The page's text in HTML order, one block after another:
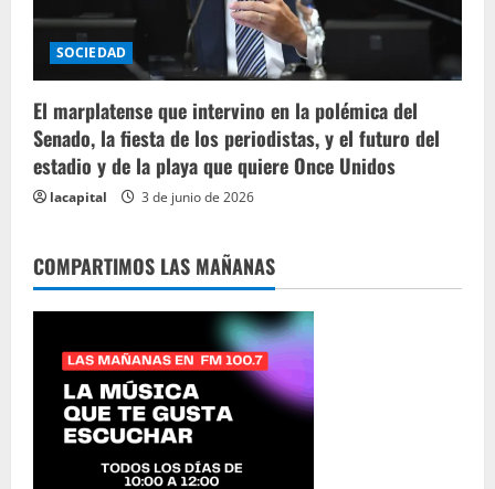
SOCIEDAD
El marplatense que intervino en la polémica del
Senado, la fiesta de los periodistas, y el futuro del
estadio y de la playa que quiere Once Unidos
lacapital 3 de junio de 2026
COMPARTIMOS LAS MAÑANAS